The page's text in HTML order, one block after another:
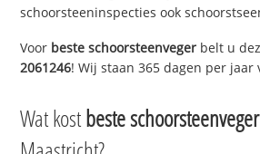
schoorsteeninspecties ook
Voor beste schoorsteenveger belt u
2061246! Wij staan 365 dagen per jaar
Wat kostbeste schoorsteenveger